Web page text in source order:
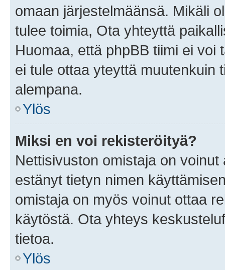
omaan järjestelmäänsä. Mikäli
tulee toimia, Ota yhteyttä
Huomaa, että phpBB tiimi ei
ei tule ottaa yteyttä muutenkuin
alempana.
Ylös
Miksi en voi rekisteröityä?
Nettisivuston omistaja on
estänyt tietyn nimen
omistaja on myös voinut ottaa
käytöstä. Ota yhteys
tietoa.
Ylös